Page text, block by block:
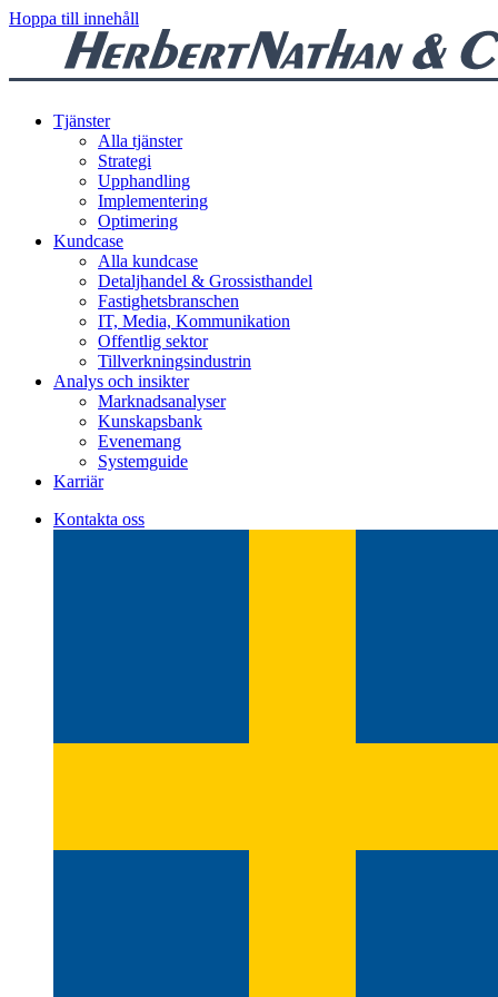
Hoppa till innehåll
Tjänster
Alla tjänster
Strategi
Upphandling
Implementering
Optimering
Kundcase
Alla kundcase
Detaljhandel & Grossisthandel
Fastighetsbranschen
IT, Media, Kommunikation
Offentlig sektor
Tillverkningsindustrin
Analys och insikter
Marknadsanalyser
Kunskapsbank
Evenemang
Systemguide
Karriär
Kontakta oss